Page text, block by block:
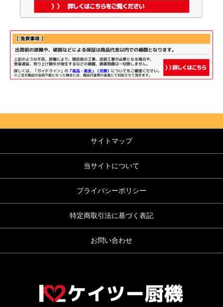
サイトマップ
当サイトについて
プライバシーポリシー
特定商取引法に基づく表記
お問い合わせ